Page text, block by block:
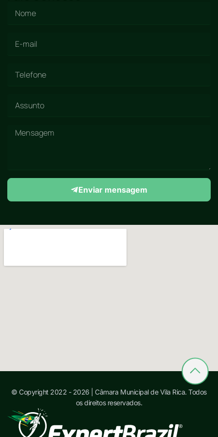
Enviar mensagem
© Copyright 2022 - 2026 | Câmara Municipal de Vila Rica. Todos
os direitos reservados.